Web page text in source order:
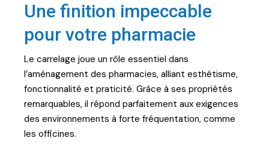
Une finition impeccable
pour votre pharmacie
Le carrelage joue un rôle essentiel dans
l’aménagement des pharmacies, alliant esthétisme,
fonctionnalité et praticité. Grâce à ses propriétés
remarquables, il répond parfaitement aux exigences
des environnements à forte fréquentation, comme
les officines.